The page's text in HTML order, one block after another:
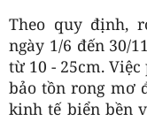
Theo quy định,
ngày 1/6 đến 30/
từ 10 - 25cm.
bảo tồn rong mơ
kinh tế biển bền